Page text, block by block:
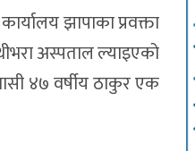
झापाका प्रवक्ता
अस्पताल ल्याइएको
४७ वर्षीय ठाकुर एक